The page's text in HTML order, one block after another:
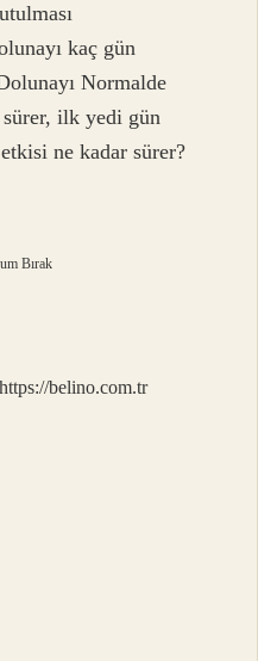
kaç gün
Normalde
ilk yedi gün
ne kadar sürer?
Bırak
https://belino.com.tr